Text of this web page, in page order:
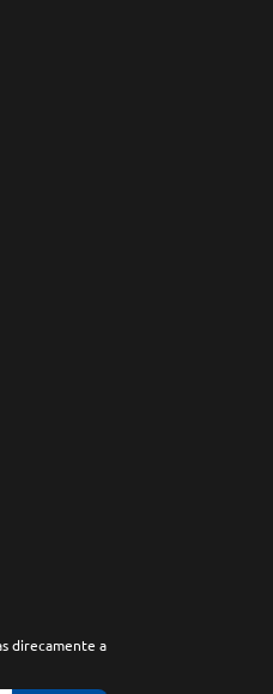
direcamente a